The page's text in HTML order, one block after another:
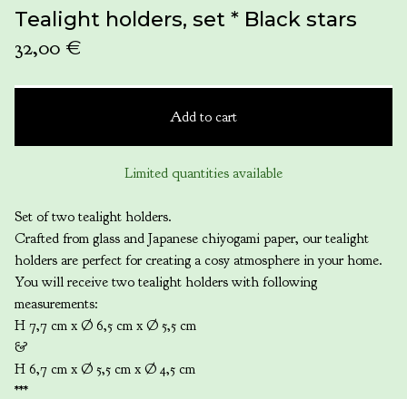
Tealight holders, set * Black stars
32,00 €
Add to cart
Limited quantities available
Set of two tealight holders.
Crafted from glass and Japanese chiyogami paper, our tealight
holders are perfect for creating a cosy atmosphere in your home.
You will receive two tealight holders with following
measurements:
H 7,7 cm x Ø 6,5 cm x Ø 5,5 cm
&
H 6,7 cm x Ø 5,5 cm x Ø 4,5 cm
***